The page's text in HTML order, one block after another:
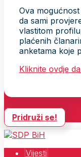
Ova
da sami
vlastitom
plaćenih
anketama koje
Kliknite ovdje
Pridruži se!
Vijesti